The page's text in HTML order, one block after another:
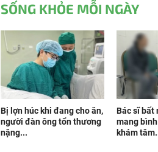
SỐNG KHỎE MỖI NGÀY
Bị lợn húc khi đang cho ăn,
người đàn ông tổn thương
nặng...
Bác sĩ bất
mang
khám